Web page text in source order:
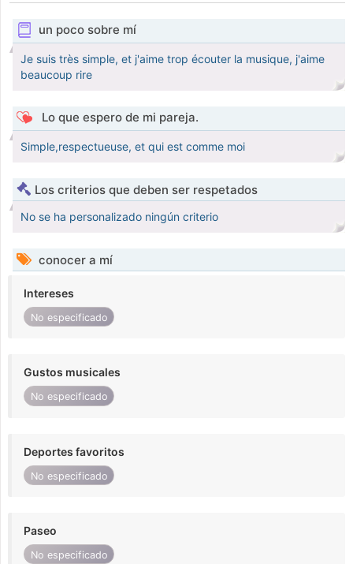
un poco sobre mí
Je suis très simple, et j'aime trop écouter la musique, j'aime
beaucoup rire
Lo que espero de mi pareja.
Simple,respectueuse, et qui est comme moi
Los criterios que deben ser respetados
No se ha personalizado ningún criterio
conocer a mí
Intereses
No especificado
Gustos musicales
No especificado
Deportes favoritos
No especificado
Paseo
No especificado